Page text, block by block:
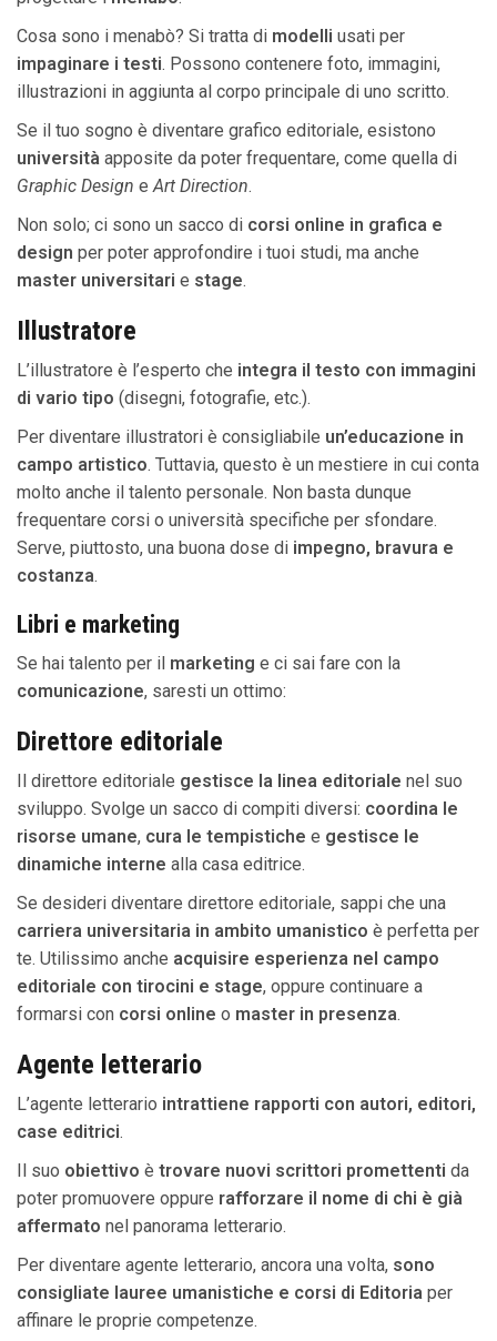
Cosa sono i menabò? Si tratta di modelli usati per
impaginare i testi. Possono contenere foto, immagini,
illustrazioni in aggiunta al corpo principale di uno scritto.
Se il tuo sogno è diventare grafico editoriale, esistono
università apposite da poter frequentare, come quella di
Graphic Design eArt Direction.
Non solo; ci sono un sacco di corsi online in grafica e
design per poter approfondire i tuoi studi, ma anche
master universitari e stage.
Illustratore
L’illustratore è l’esperto che integra il testo con immagini
di vario tipo (disegni, fotografie, etc.).
Per diventare illustratori è consigliabile un’educazione in
campo artistico. Tuttavia, questo è un mestiere in cui conta
molto anche il talento personale. Non basta dunque
frequentare corsi o università specifiche per sfondare.
Serve, piuttosto, una buona dose di impegno, bravura e
costanza.
Libri e marketing
Se hai talento per il marketing e ci sai fare con la
comunicazione, saresti un ottimo:
Direttore editoriale
Il direttore editoriale gestisce la linea editoriale nel suo
sviluppo. Svolge un sacco di compiti diversi: coordina le
risorse umane, cura le tempistiche e gestisce le
dinamiche interne alla casa editrice.
Se desideri diventare direttore editoriale, sappi che una
carriera universitaria in ambito umanistico è perfetta per
te. Utilissimo anche acquisire esperienza nel campo
editoriale con tirocini e stage, oppure continuare a
formarsi con corsi online o master in presenza.
Agente letterario
L’agente letterario intrattiene rapporti con autori, editori,
case editrici.
Il suo obiettivo è trovare nuovi scrittori promettenti da
poter promuovere oppure rafforzare il nome di chi è già
affermato nel panorama letterario.
Per diventare agente letterario, ancora una volta, sono
consigliate lauree umanistiche e corsi di Editoria per
affinare le proprie competenze.